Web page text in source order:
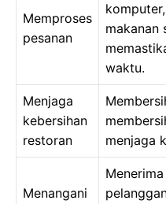
Memproses
pesanan
makanan
waktu.
Menjaga
kebersihan
restoran
menjaga
Menangani